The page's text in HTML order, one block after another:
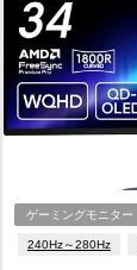
ゲーミングモニター
240Hz～280Hz